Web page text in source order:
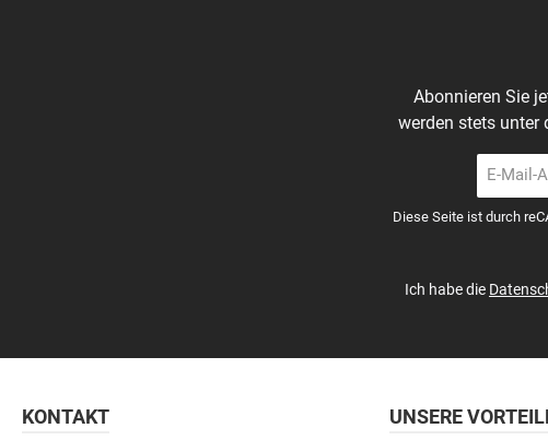
Abonnieren Sie
werden stets unter
Mail-
*
Diese Seite ist durch
Ich habe die
KONTAKT UNSERE